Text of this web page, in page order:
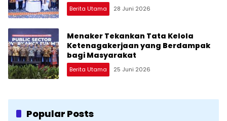
Berita Utama 28 Juni 2026
Menaker Tekankan Tata Kelola
Ketenagakerjaan yang Berdampak
bagi Masyarakat
Berita Utama 25 Juni 2026
Popular Posts